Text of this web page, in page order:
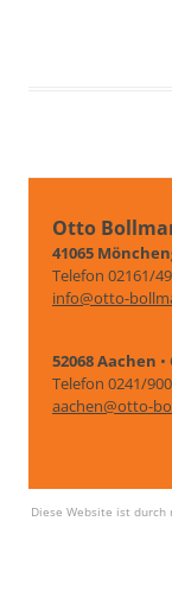
Otto
41065
Telefon 02161/
info@otto-
52068 Aachen
Telefon 0241/
aachen@otto-
Diese Website ist durch